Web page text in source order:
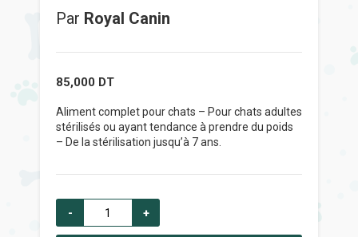
Par Royal Canin
85,000 DT
Aliment complet pour chats – Pour chats adultes
stérilisés ou ayant tendance à prendre du poids
– De la stérilisation jusqu’à 7 ans.
- +